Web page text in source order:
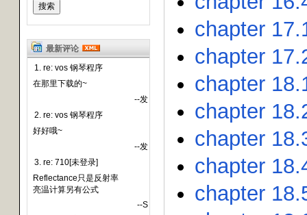
最新评论
1. re: vos 钢琴程序
在那里下载的~
--发
2. re: vos 钢琴程序
好好哦~
--发
3. re: 710[未登录]
Reflectance只是反射率
亮温计算另有公式
--S
chapter
chapter
chapter
chapter
chapter
chapter
chapter